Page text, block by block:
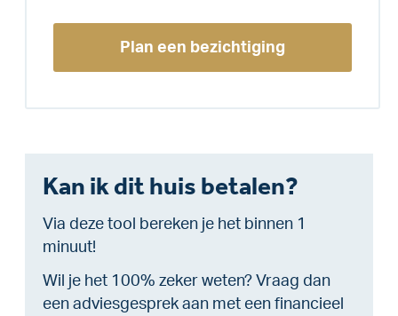
Plan een bezichtiging
Kan ik dit huis betalen?
Via deze tool bereken je het binnen 1
minuut!
Wil je het 100% zeker weten? Vraag dan
een adviesgesprek aan met een financieel